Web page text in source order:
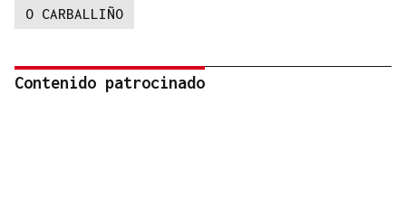
O CARBALLIÑO
Contenido patrocinado